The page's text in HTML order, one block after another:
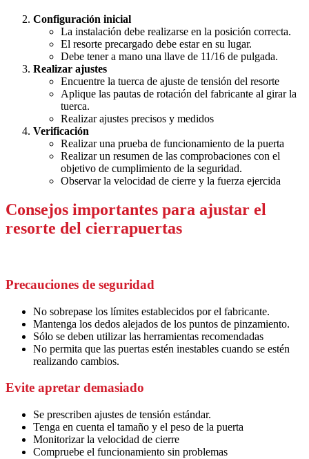
Configuración inicial
La instalación debe realizarse en la posición correcta.
El resorte precargado debe estar en su lugar.
Debe tener a mano una llave de 11/16 de pulgada.
Realizar ajustes
Encuentre la tuerca de ajuste de tensión del resorte
Aplique las pautas de rotación del fabricante al girar la
tuerca.
Realizar ajustes precisos y medidos
Verificación
Realizar una prueba de funcionamiento de la puerta
Realizar un resumen de las comprobaciones con el
objetivo de cumplimiento de la seguridad.
Observar la velocidad de cierre y la fuerza ejercida
Consejos importantes para ajustar el
resorte del cierrapuertas
Precauciones de seguridad
No sobrepase los límites establecidos por el fabricante.
Mantenga los dedos alejados de los puntos de pinzamiento.
Sólo se deben utilizar las herramientas recomendadas
No permita que las puertas estén inestables cuando se estén
realizando cambios.
Evite apretar demasiado
Se prescriben ajustes de tensión estándar.
Tenga en cuenta el tamaño y el peso de la puerta
Monitorizar la velocidad de cierre
Compruebe el funcionamiento sin problemas